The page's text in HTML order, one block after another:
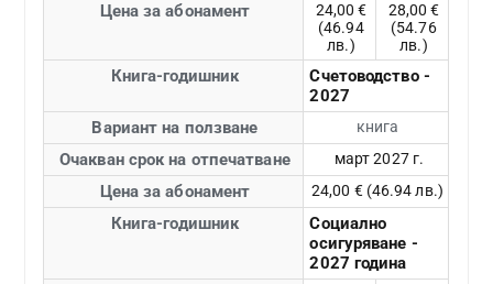
Цена за абонамент
24,00 €
(46.94
лв.)
28,00 €
(54.76
лв.)
Книга-годишник
Счетоводство -
2027
Вариант на ползване
книга
Очакван срок на отпечатване март 2027 г.
Цена за абонамент 24,00 € (46.94 лв.)
Книга-годишник
Социално
осигуряване -
2027 година